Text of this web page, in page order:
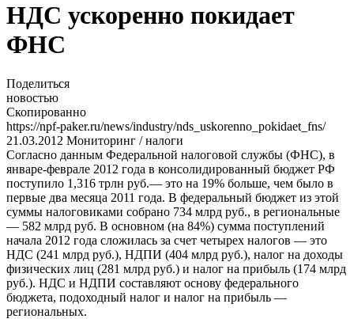
НДС ускоренно покидает
ФНС
Поделиться
новостью
Скопированно
https://npf-paker.ru/news/industry/nds_uskorenno_pokidaet_fns/
21.03.2012 Мониторинг / налоги
Согласно данным Федеральной налоговой службы (ФНС), в
январе-феврале 2012 года в консолидированный бюджет РФ
поступило 1,316 трлн руб.— это на 19% больше, чем было в
первые два месяца 2011 года. В федеральный бюджет из этой
суммы налоговиками собрано 734 млрд руб., в региональные
— 582 млрд руб. В основном (на 84%) сумма поступлений
начала 2012 года сложилась за счет четырех налогов — это
НДС (241 млрд руб.), НДПИ (404 млрд руб.), налог на доходы
физических лиц (281 млрд руб.) и налог на прибыль (174 млрд
руб.). НДС и НДПИ составляют основу федерального
бюджета, подоходный налог и налог на прибыль —
региональных.